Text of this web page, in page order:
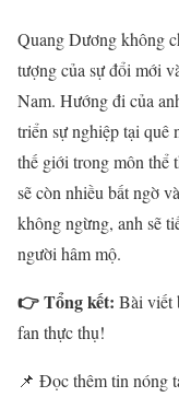
Quang Dương không
tượng của sự đổi mới
Nam. Hướng đi của
triển sự nghiệp tại quê
thế giới trong môn thể
sẽ còn nhiều bất ngờ
không ngừng, anh sẽ
người hâm mộ.
👉 Tổng kết: Bài viết
fan thực thụ!
📌 Đọc thêm tin nóng